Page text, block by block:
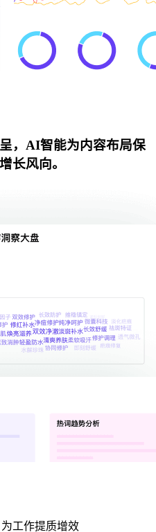
，AI智能为内容布局保
长风向。
工作提质增效